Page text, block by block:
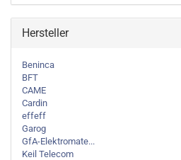
Hersteller
Beninca
BFT
CAME
Cardin
effeff
Garog
GfA-Elektromate...
Keil Telecom